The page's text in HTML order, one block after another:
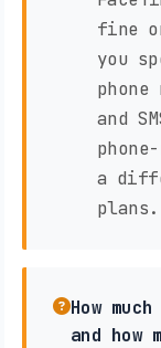
fine
you
and
a
plans.
How
and how